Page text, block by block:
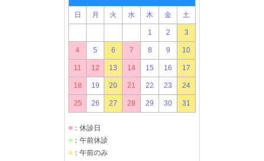
日 月 火 水 木 金 土
1 2 3
4 5 6 7 8 9 10
11 12 13 14 15 16 17
18 19 20 21 22 23 24
25 26 27 28 29 30 31
■ ：休診日
■ ：午前休診
■ ：午前のみ